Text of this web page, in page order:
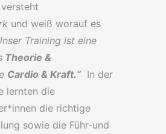
versteht
und weiß worauf es
Training ist eine
Theorie &
Cardio & Kraft.“ In der
lernten die
die richtige
sowie die Führ-und